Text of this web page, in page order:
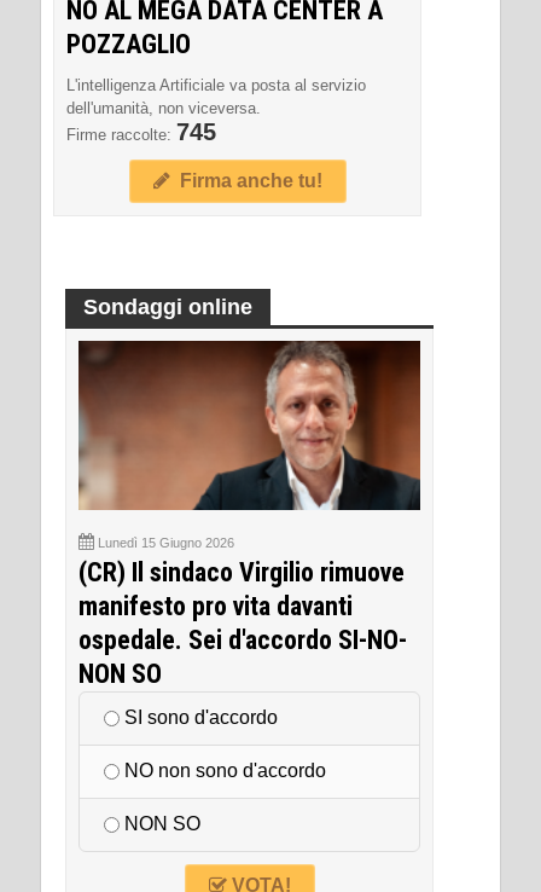
NO AL MEGA DATA CENTER A
POZZAGLIO
L'intelligenza Artificiale va posta al servizio
dell'umanità, non viceversa.
Firme raccolte: 745
Firma anche tu!
Sondaggi online
Lunedì 15 Giugno 2026
(CR) Il sindaco Virgilio rimuove
manifesto pro vita davanti
ospedale. Sei d'accordo SI-NO-
NON SO
SI sono d'accordo
NO non sono d'accordo
NON SO
VOTA!